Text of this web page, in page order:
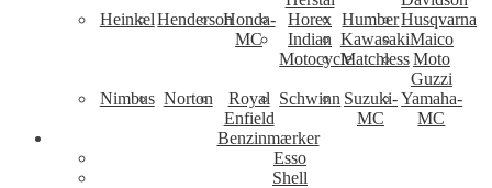
Heinkel HendersonHonda-
MC
Horex HumberHusqvarna
Indian
Motocycle
KawasakiMaico
MatchlessMoto
Guzzi
Nimbus Norton
Royal
Enfield
Schwinn Suzuki-
MC
Yamaha-
MC
Benzinmærker
Esso
Shell